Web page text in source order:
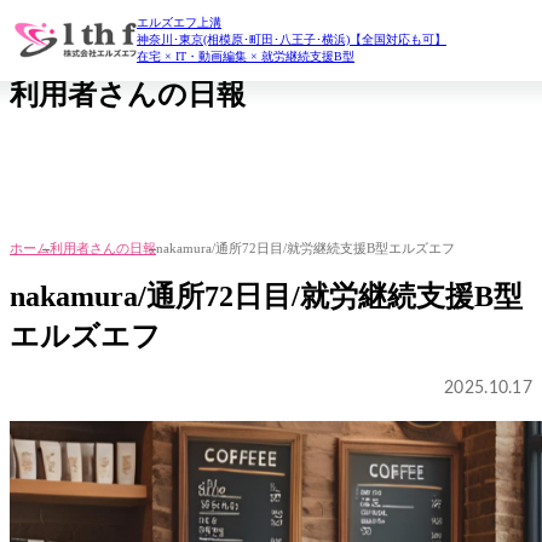
エルズエフ上溝
神奈川･東京(相模原･町田･八王子･横浜)【全国対応も可】
在宅 × IT・動画編集 × 就労継続支援B型
daily report
利用者さんの日報
ホーム利用者さんの日報nakamura/通所72日目/就労継続支援B型エルズエフ
nakamura/通所72日目/就労継続支援B型
エルズエフ
2025.10.17